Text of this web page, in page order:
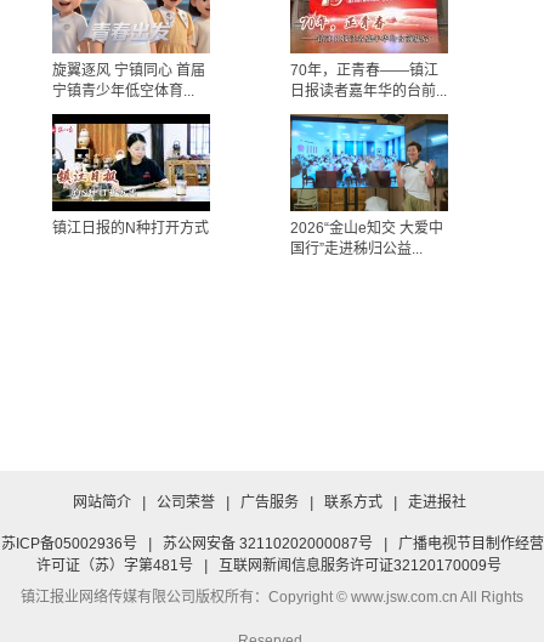
旋翼逐风 宁镇同心 首届
宁镇青少年低空体育...
70年，正青春——镇江
日报读者嘉年华的台前...
镇江日报的N种打开方式
2026“金山e知交 大爱中
国行”走进秭归公益...
网站简介 | 公司荣誉 | 广告服务 | 联系方式 | 走进报社
苏ICP备05002936号 | 苏公网安备 32110202000087号 |
广播电视节目制作经营
许可证（苏）字第481号
|
互联网新闻信息服务许可证32120170009号
镇江报业网络传媒有限公司版权所有：Copyright © www.jsw.com.cn All Rights